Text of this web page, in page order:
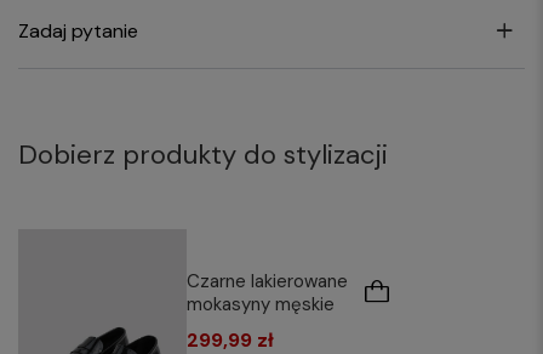
Zadaj pytanie
Dobierz produkty do stylizacji
Czarne lakierowane
mokasyny męskie
299,99 zł